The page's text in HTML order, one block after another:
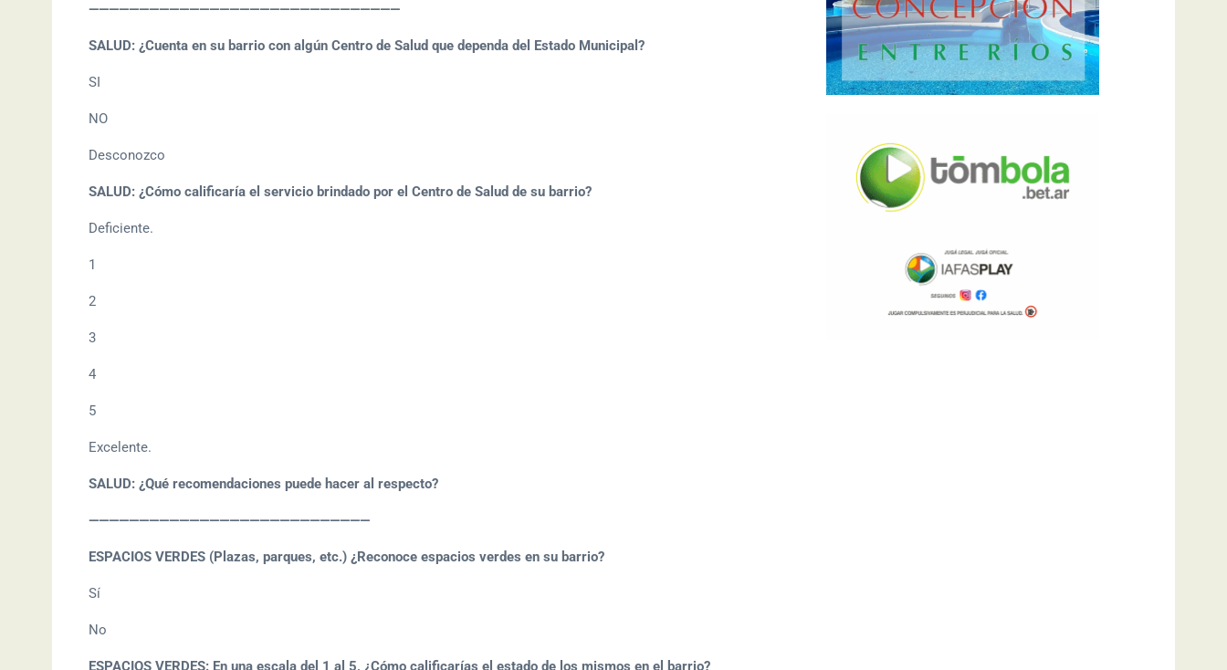
———————————————————————————————
SALUD: ¿Cuenta en su barrio con algún Centro de Salud que dependa del Estado Municipal?
SI
NO
Desconozco
SALUD: ¿Cómo calificaría el servicio brindado por el Centro de Salud de su barrio?
Deficiente.
1
2
3
4
5
Excelente.
SALUD: ¿Qué recomendaciones puede hacer al respecto?
————————————————————————————
ESPACIOS VERDES (Plazas, parques, etc.) ¿Reconoce espacios verdes en su barrio?
Sí
No